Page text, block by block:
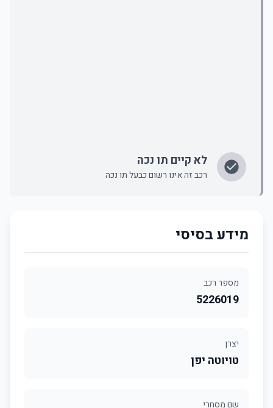
לא קיים תו נכה
רכב זה אינו רשום כבעל תו נכה
מידע בסיסי
מספר רכב
5226019
יצרן
טויוטה יפן
שם מסחרי